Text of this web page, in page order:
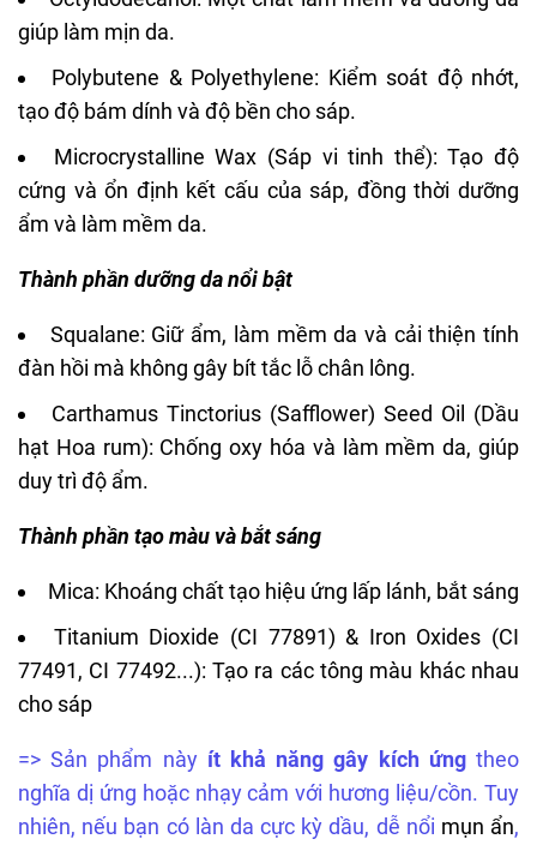
giúp làm mịn da.
Polybutene & Polyethylene: Kiểm soát độ nhớt,
tạo độ bám dính và độ bền cho sáp.
Microcrystalline Wax (Sáp vi tinh thể): Tạo độ
cứng và ổn định kết cấu của sáp, đồng thời dưỡng
ẩm và làm mềm da.
Thành phần dưỡng da nổi bật
Squalane: Giữ ẩm, làm mềm da và cải thiện tính
đàn hồi mà không gây bít tắc lỗ chân lông.
Carthamus Tinctorius (Safflower) Seed Oil (Dầu
hạt Hoa rum): Chống oxy hóa và làm mềm da, giúp
duy trì độ ẩm.
Thành phần tạo màu và bắt sáng
Mica: Khoáng chất tạo hiệu ứng lấp lánh, bắt sáng
Titanium Dioxide (CI 77891) & Iron Oxides (CI
77491, CI 77492...): Tạo ra các tông màu khác nhau
cho sáp
=> Sản phẩm này ít khả năng gây kích ứngtheo
nghĩa dị ứng hoặc nhạy cảm với hương liệu/cồn. Tuy
nhiên, nếu bạn có làn da cực kỳ dầu, dễ nổi mụn ẩn,